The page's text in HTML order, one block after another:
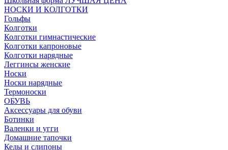
НОСКИ И КОЛГОТКИ
Гольфы
Колготки
Колготки гимнастические
Колготки капроновые
Колготки нарядные
Леггинсы женские
Носки
Носки нарядные
Термоноски
ОБУВЬ
Аксессуары для обуви
Ботинки
Валенки и угги
Домашние тапочки
Кеды и слипоны